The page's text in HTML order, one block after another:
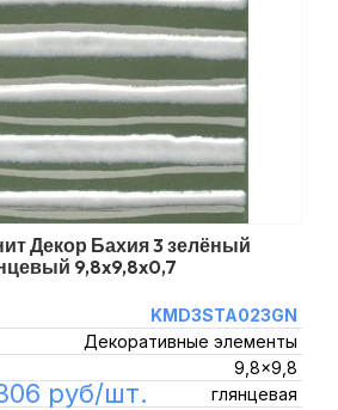
Декор Бахия 3 зелёный
9,8x9,8x0,7
KMD3STA023GN
Декоративные элементы
9,8x9,8
глянцевая
руб/шт.